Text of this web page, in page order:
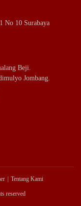
No 10 Surabaya
Beji.
Jombang.
Tentang Kami
reserved